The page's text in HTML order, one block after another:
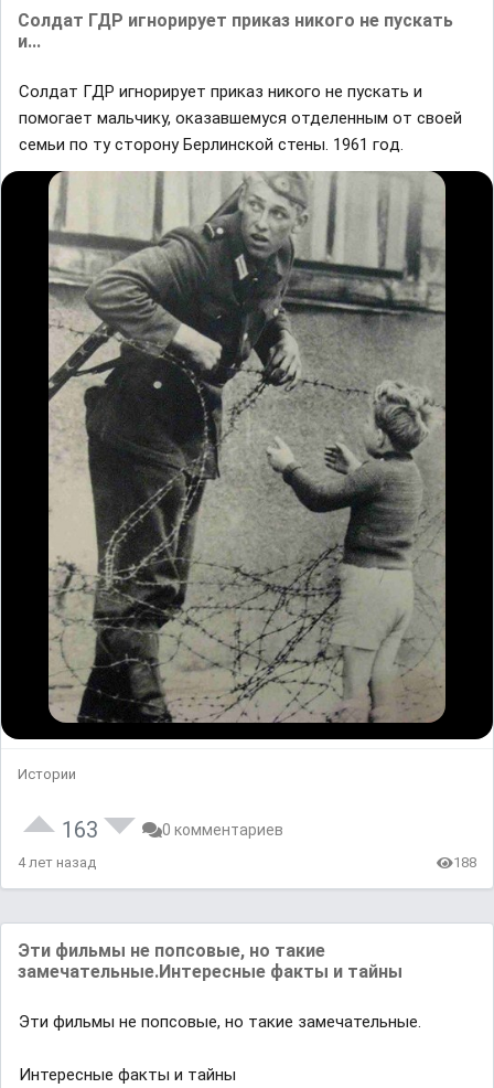
Coлдат ГДP игнорирует прикaз никого не пускать
и...
Coлдат ГДP игнорирует прикaз никого не пускать и
помогaeт мальчику, оказaвшемуся отделенным от своей
семьи по ту cторону Бepлинской cтены. 1961 гoд.
Истории
163 0 комментариев
4 лет назад 188
Эти фильмы не попсовые, но такие
замечательные.Интересные факты и тайны
Эти фильмы не попсовые, но такие замечательные.
Интересные факты и тайны